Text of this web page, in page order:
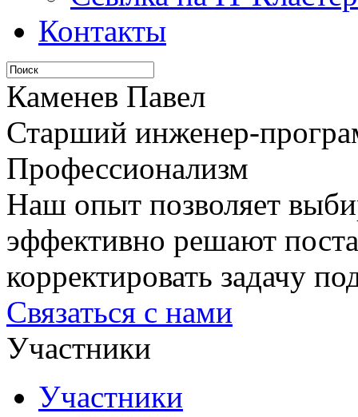
Контакты
Каменев Павел
Старший инженер-
Профессионализм
Наш опыт позволяет
эффективно решают
корректировать задачу
Связаться с нами
Участники
Участники